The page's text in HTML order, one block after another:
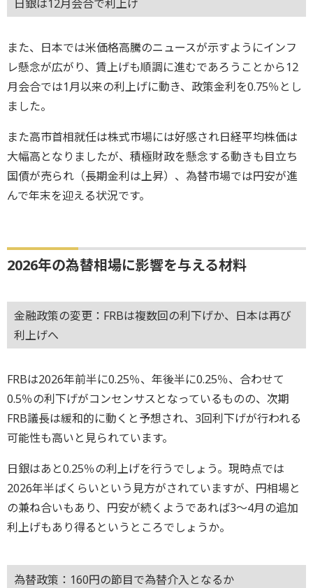
日銀は12月会合で利上げ
また、日本では米価格高騰のニュースが示すようにインフ
レ懸念が広がり、賃上げも順調に進むであろうことから12
月会合では1月以来の利上げに動き、政策金利を0.75％とし
ました。
また高市首相就任は株式市場には好感され日経平均株価は
大幅高となりましたが、積極財政を懸念する動きも目立ち
国債が売られ（長期金利は上昇）、為替市場では円安が進
んで年末を迎える状況です。
2026年の為替相場に影響を与える材料
金融政策の変更：FRBは複数回の利下げか、日本は再び
利上げへ
FRBは2026年前半に0.25％、年後半に0.25％、合わせて
0.5％の利下げがコンセンサスとなっているものの、次期
FRB議長は緩和的に動くと予想され、3回利下げが行われる
可能性も高いと見られています。
日銀はあと0.25％の利上げを行うでしょう。現時点では
2026年半ばくらいという見方がされていますが、円相場と
の兼ね合いもあり、円安が続くようであれば3～4月の追加
利上げもあり得るというところでしょうか。
為替政策：160円の節目で為替介入となるか